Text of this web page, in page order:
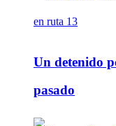
Un detenido
pasado